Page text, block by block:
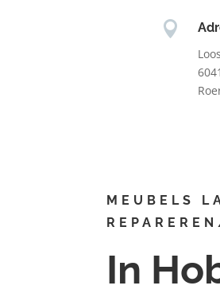

MEUBELS
In